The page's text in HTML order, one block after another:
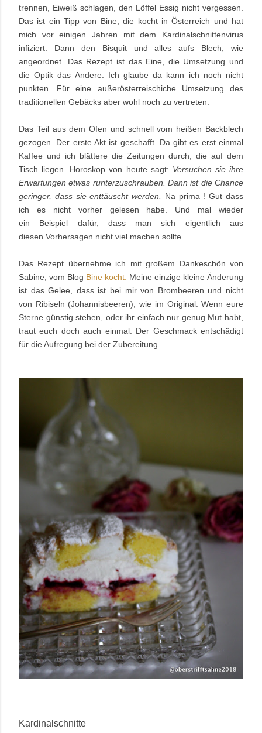
trennen, Eiweiß schlagen, den Löffel Essig nicht vergessen.
Das ist ein Tipp von Bine, die kocht in Österreich und hat
mich vor einigen Jahren mit dem Kardinalschnittenvirus
infiziert. Dann den Bisquit und alles aufs Blech, wie
angeordnet. Das Rezept ist das Eine, die Umsetzung und
die Optik das Andere. Ich glaube da kann ich noch nicht
punkten. Für eine außerösterreischiche Umsetzung des
traditionellen Gebäcks aber wohl noch zu vertreten.
Das Teil aus dem Ofen und schnell vom heißen Backblech
gezogen. Der erste Akt ist geschafft. Da gibt es erst einmal
Kaffee und ich blättere die Zeitungen durch, die auf dem
Tisch liegen. Horoskop von heute sagt: Versuchen sie ihre
Erwartungen etwas runterzuschrauben. Dann ist die Chance
geringer, dass sie enttäuscht werden. Na prima ! Gut dass
ich es nicht vorher gelesen habe. Und mal wieder
ein Beispiel dafür, dass mansich eigentlich aus
diesen Vorhersagen nicht viel machen sollte.
Das Rezept übernehme ich mit großem Dankeschön von
Sabine, vom Blog Bine kocht. Meine einzige kleine Änderung
ist das Gelee, dass ist bei mir von Brombeeren und nicht
von Ribiseln (Johannisbeeren), wie im Original. Wenn eure
Sterne günstig stehen, oder ihr einfach nur genug Mut habt,
traut euch doch auch einmal. Der Geschmack entschädigt
für die Aufregung bei der Zubereitung.
Kardinalschnitte